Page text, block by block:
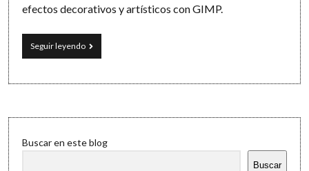
efectos decorativos y artísticos con GIMP.
Seguir leyendoDiseña
tu
de
GIMP…
5
Sidebar
Buscar en este blog
Buscar